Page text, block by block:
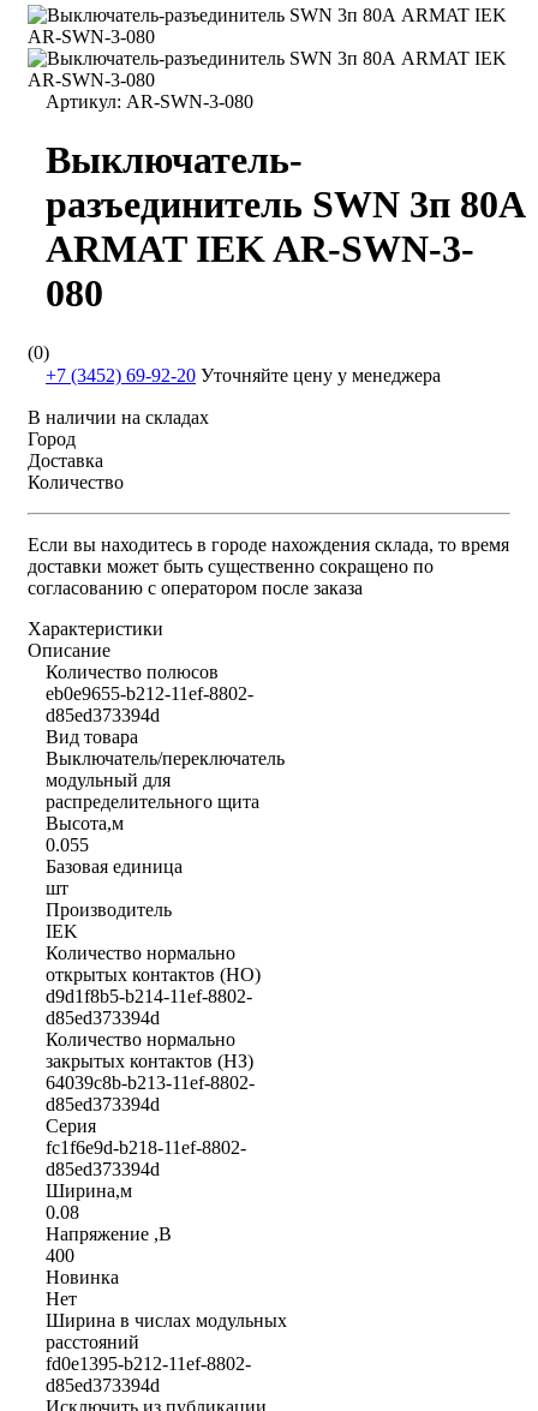
Артикул: AR-SWN-3-080
Выключатель-
разъединитель SWN 3п 80А
ARMAT IEK AR-SWN-3-
080
(0)
+7 (3452) 69-92-20 Уточняйте цену у менеджера
В наличии на складах
Город
Доставка
Количество
Если вы находитесь в городе нахождения склада, то время
доставки может быть существенно сокращено по
согласованию с оператором после заказа
Характеристики
Описание
Количество полюсов
eb0e9655-b212-11ef-8802-
d85ed373394d
Вид товара
Выключатель/переключатель
модульный для
распределительного щита
Высота,м
0.055
Базовая единица
шт
Производитель
IEK
Количество нормально
открытых контактов (НО)
d9d1f8b5-b214-11ef-8802-
d85ed373394d
Количество нормально
закрытых контактов (НЗ)
64039c8b-b213-11ef-8802-
d85ed373394d
Серия
fc1f6e9d-b218-11ef-8802-
d85ed373394d
Ширина,м
0.08
Напряжение ,В
400
Новинка
Нет
Ширина в числах модульных
расстояний
fd0e1395-b212-11ef-8802-
d85ed373394d
Исключить из публикации